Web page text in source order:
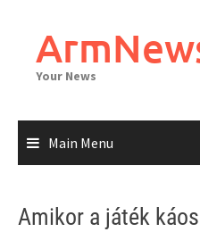
content
Your News
Main Menu
Amikor a játék